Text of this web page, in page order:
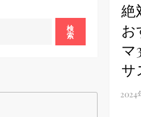
絶
お
マ
サ
検
索